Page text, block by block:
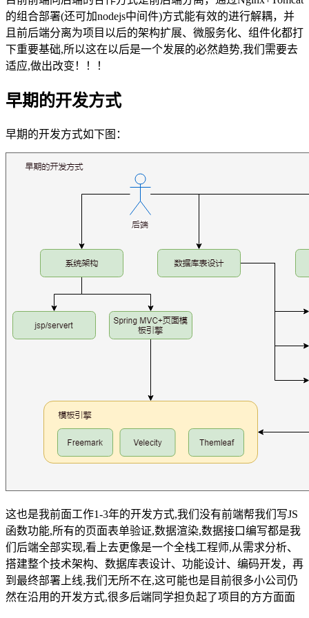
的组合部署(还可加nodejs中间件)方式能有效的进行解耦，并
且前后端分离为项目以后的架构扩展、微服务化、组件化都打
下重要基础,所以这在以后是一个发展的必然趋势,我们需要去
适应,做出改变！！！
早期的开发方式
早期的开发方式如下图：
这也是我前面工作1-3年的开发方式,我们没有前端帮我们写JS
函数功能,所有的页面表单验证,数据渲染,数据接口编写都是我
们后端全部实现,看上去更像是一个全栈工程师,从需求分析、
搭建整个技术架构、数据库表设计、功能设计、编码开发，再
到最终部署上线,我们无所不在,这可能也是目前很多小公司仍
然在沿用的开发方式,很多后端同学担负起了项目的方方面面